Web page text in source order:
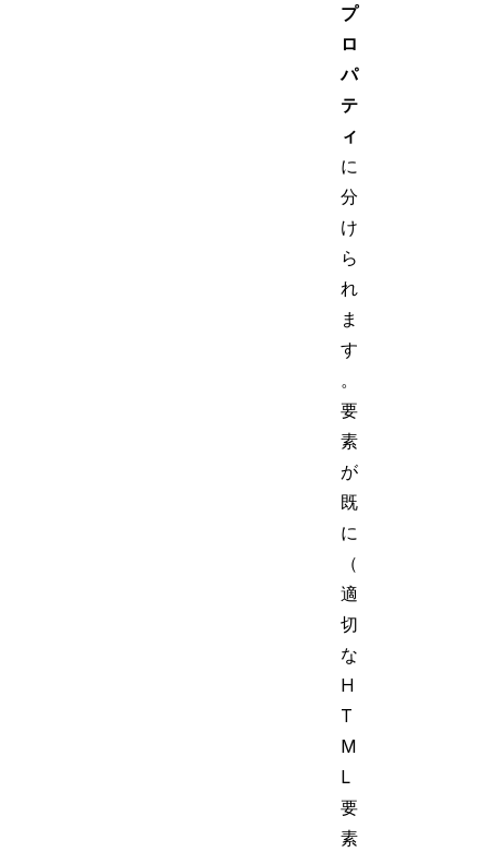
プ
ロ
パ
テ
ィ
に
分
け
ら
れ
ま
す
。
要
素
が
既
に
（
適
切
な
H
T
M
L
要
素